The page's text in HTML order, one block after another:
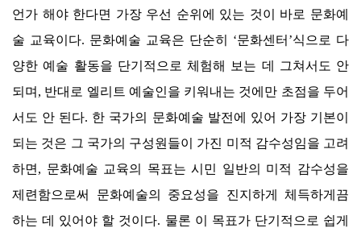
언가 해야 한다면 가장 우선 순위에 있는 것이 바로 문화예
술 교육이다. 문화예술 교육은 단순히 ‘문화센터 ’식으로 다
양한 예술 활동을 단기적으로 체험해 보는 데 그쳐서도 안
되며 , 반대로 엘리트 예술인을 키워내는 것에만 초점을 두어
서도 안 된다. 한 국가의 문화예술 발전에 있어 가장 기본이
되는 것은 그 국가의 구성원들이 가진 미적 감수성임을 고려
하면 , 문화예술 교육의 목표는 시민 일반의 미적 감수성을
제련함으로써 문화예술의 중요성을 진지하게 체득하게끔
하는 데 있어야 할 것이다. 물론 이 목표가 단기적으로 쉽게